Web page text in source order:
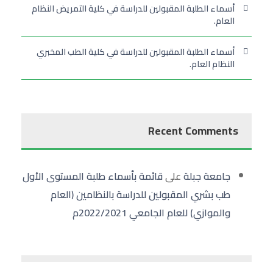
أسماء الطلبة المقبولين للدراسة في كلية التمريض النظام
العام.
أسماء الطلبة المقبولين للدراسة في كلية الطب المخبري
النظام العام.
Recent Comments
جامعة جبلةعلىقائمة بأسماء طلبة المستوى الأول
طب بشري المقبولين للدراسة بالنظامين (العام
والموازي) للعام الجامعي 2022/2021م